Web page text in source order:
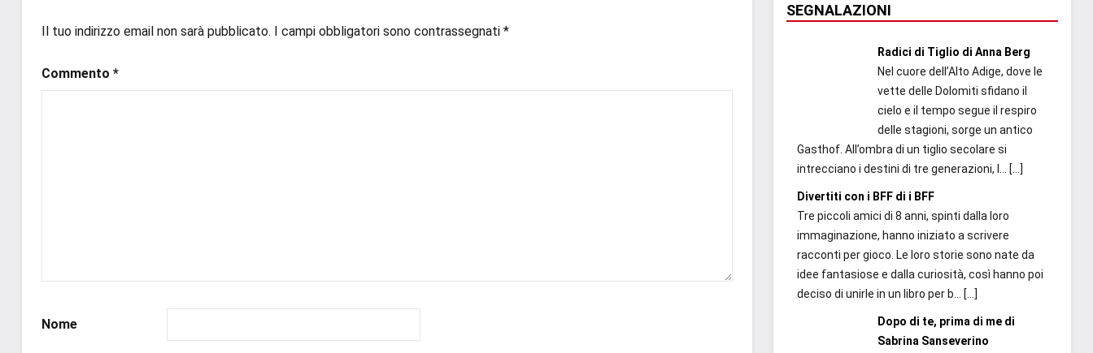
#inlibreria,
#instalibri,
#prossimeuscitelibri
Il tuo indirizzo email non sarà pubblicato. I campi obbligatori sono contrassegnati *
Commento *
Nome
SEGNALAZIONI
Radici di Tiglio di Anna Berg
Nel cuore dell’Alto Adige, dove le
vette delle Dolomiti sfidano il
cielo e il tempo segue il respiro
delle stagioni, sorge un antico
Gasthof. All’ombra di un tiglio secolare si
intrecciano i destini di tre generazioni, l... […]
Divertiti con i BFF di i BFF
Tre piccoli amici di 8 anni, spinti dalla loro
immaginazione, hanno iniziato a scrivere
racconti per gioco. Le loro storie sono nate da
idee fantasiose e dalla curiosità, così hanno poi
deciso di unirle in un libro per b... […]
Dopo di te, prima di me di
Sabrina Sanseverino